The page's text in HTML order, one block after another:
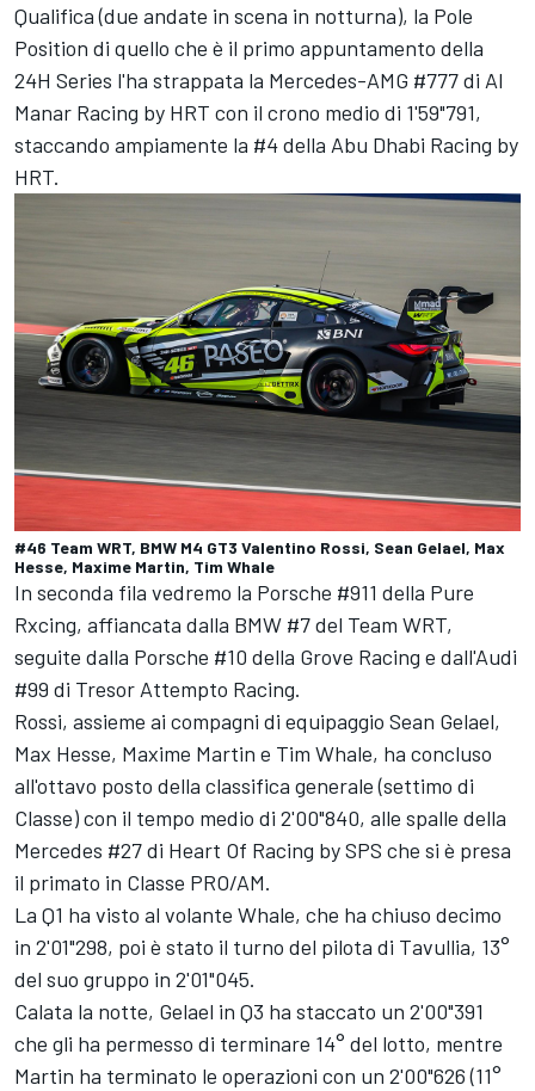
Qualifica (due andate in scena in notturna), la Pole
Position di quello che è il primo appuntamento della
24H Series l'ha strappata la Mercedes-AMG #777 di Al
Manar Racing by HRT con il crono medio di 1'59"791,
staccando ampiamente la #4 della Abu Dhabi Racing by
HRT.
#46 Team WRT, BMW M4 GT3 Valentino Rossi, Sean Gelael, Max
Hesse, Maxime Martin, Tim Whale
In seconda fila vedremo la Porsche #911 della Pure
Rxcing, affiancata dalla BMW #7 del Team WRT,
seguite dalla Porsche #10 della Grove Racing e dall'Audi
#99 di Tresor Attempto Racing.
Rossi, assieme ai compagni di equipaggio Sean Gelael,
Max Hesse, Maxime Martin e Tim Whale, ha concluso
all'ottavo posto della classifica generale (settimo di
Classe) con il tempo medio di 2'00"840, alle spalle della
Mercedes #27 di Heart Of Racing by SPS che si è presa
il primato in Classe PRO/AM.
La Q1 ha visto al volante Whale, che ha chiuso decimo
in 2'01"298, poi è stato il turno del pilota di Tavullia, 13°
del suo gruppo in 2'01"045.
Calata la notte, Gelael in Q3 ha staccato un 2'00"391
che gli ha permesso di terminare 14° del lotto, mentre
Martin ha terminato le operazioni con un 2'00"626 (11°